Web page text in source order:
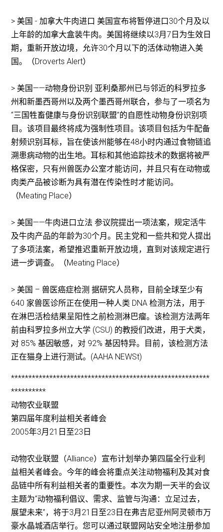
> 美国 - 加拿大牛肉进口 美国宣布将暂停进口30个月及以
上年龄的加拿大盒装牛肉。美国将继续以3月7日为生效日
期，重新开放边境，允许30个月以下的活体动物进入美
国。（Droverts Alert）
> 美国——动物身份识别 亚利桑那州已与邻近的科罗拉多
州和新墨西哥州以及两个墨西哥州联合，参与了一项名为
“三国牲畜健康与身份识别联盟”的自愿性动物身份识别项
目。该项目最终将成为强制性项目。该项目包括为牛配备
射频识别耳标，旨在使该州能够在48小时内通过食物链追
溯患病动物的出生地。耳标和其他追踪技术的数据将被严
格保密，只有州兽医办公室才能访问，并且只有在动物或
肉类产品被诊断为具有潜在传染性时才能访问。
（Meating Place）
> 美国——牛肉进口立法 参议院提出一项法案，规定活牛
及牛肉产品的年龄为30个月。民主党和一些共和党人提出
了多项法案，希望推迟重新开放边境，直到对该规定进行
进一步调查。（Meating Place）
> 美国 – 兽医癌症检测 据研究人员称，目前全球至少有
640 家兽医诊所正在使用一种人类 DNA 检测方法，用于
在淋巴活检结果呈阳性之前检测淋巴瘤。该检测方法两年
前由科罗拉多州立大学 (CSU) 的教授们改进，用于犬类，
对 85% 基因敏感，对 92% 基因特异。目前，该检测方法
正在猫身上进行测试。(AAHA NEWSt)
*********************************************************
**********
动物农业联盟
第四届年度利益相关者峰会
2005年3月21日至23日
动物农业联盟（Alliance）宣布计划举办第四届全行业利
益相关者峰会。今年的峰会将重点关注动物福利及其对食
品链中所有利益相关者的重要性。本次为期一天半的会议
主题为“动物福利倡议、需求、监管与沟通：立足过去，
展望未来”，将于3月21日至23日在弗吉尼亚州阿灵顿市万
豪水晶城酒店举行。您可以通过联盟网站安全地注册参加